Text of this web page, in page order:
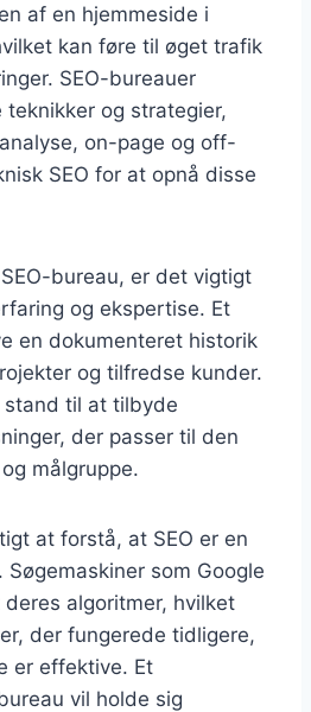
af en hjemmeside i
kan føre til øget trafik
SEO-bureauer
og strategier,
on-page og off-
SEO for at opnå disse
bureau, er det vigtigt
og ekspertise. Et
en dokumenteret historik
og tilfredse kunder.
til at tilbyde
der passer til den
målgruppe.
at forstå, at SEO er en
som Google
algoritmer, hvilket
der fungerede tidligere,
er effektive. Et
vil holde sig